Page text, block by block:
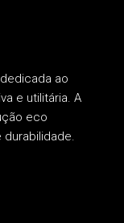
ao
e utilitária. A
eco